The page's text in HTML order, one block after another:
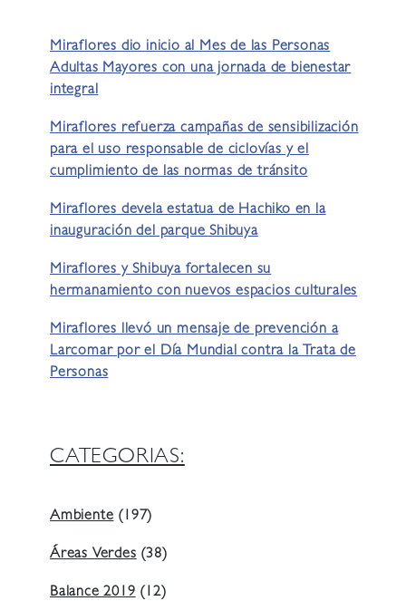
Miraflores dio inicio al Mes de las Personas
Adultas Mayores con una jornada de bienestar
integral
Miraflores refuerza campañas de sensibilización
para el uso responsable de ciclovías y el
cumplimiento de las normas de tránsito
Miraflores devela estatua de Hachiko en la
inauguración del parque Shibuya
Miraflores y Shibuya fortalecen su
hermanamiento con nuevos espacios culturales
Miraflores llevó un mensaje de prevención a
Larcomar por el Día Mundial contra la Trata de
Personas
CATEGORIAS:
Ambiente (197)
Áreas Verdes (38)
Balance 2019 (12)